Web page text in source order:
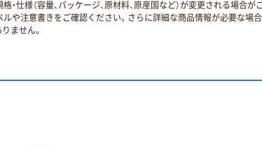
様（容量、パッケージ、原材料、原産国など）が変更される場合
注意書きをご確認ください。さらに詳細な商品情報が必要な場合
ません。